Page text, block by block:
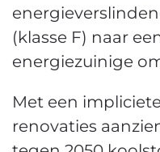
(klasse F) naar
energiezuinige
Met een
renovaties